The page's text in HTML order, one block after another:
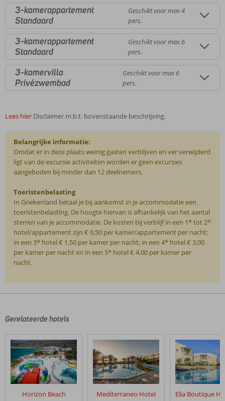
3-kamerappartement
Standaard
Geschikt voor max 4
pers.
3-kamerappartement
Standaard
Geschikt voor max 6
pers.
3-kamervilla
Privézwembad
Geschikt voor max 6
pers.
Lees hier Disclaimer m.b.t. bovenstaande beschrijving.
Belangrijke informatie:
Omdat er in deze plaats weinig gasten verblijven en ver verwijderd
ligt van de excursie activiteiten worden er geen excursies
aangeboden bij minder dan 12 deelnemers.
Toeristenbelasting
In Griekenland betaal je bij aankomst in je accommodatie een
toeristenbelasting. De hoogte hiervan is afhankelijk van het aantal
sterren van je accommodatie. De kosten bij verblijf in een 1* tot 2*
hotel/appartement zijn € 0,50 per kamer/appartement per nacht;
in een 3* hotel € 1,50 per kamer per nacht; in een 4* hotel € 3,00
per kamer per nacht en in een 5* hotel € 4,00 per kamer per
nacht.
door
klanten
geschreven
na
hun
verblijf
Elounda
Gerelateerde hotels
Horizon Beach Mediterraneo Hotel